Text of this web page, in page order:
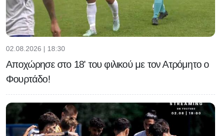
02.08.2026 | 18:30
Αποχώρησε στο 18' του φιλικού με τον Ατρόμητο ο
Φουρτάδο!